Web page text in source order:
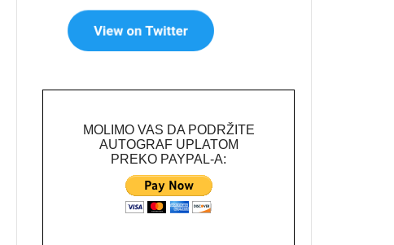
MOLIMO VAS DA PODRŽITE
AUTOGRAF UPLATOM
PREKO PAYPAL-A: